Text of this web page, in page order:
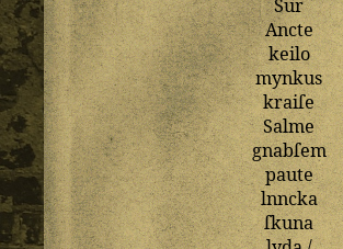
Sur
Ancte
keilo
mynkus
kraiſe
Salme
gnabſem
paute
lnncka
ſkuna